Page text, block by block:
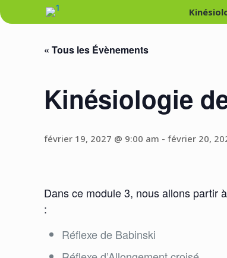
« Tous les Évènements
Kinésiologie
février 19, 2027 @ 9:00 am -février 20,
Dans ce module 3, nous allons partir
:
Réflexe de Babinski